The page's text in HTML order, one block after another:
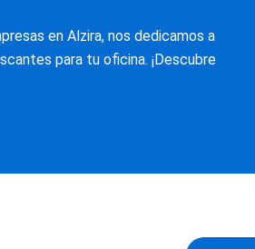
en Alzira, nos dedicamos a
para tu oficina. ¡Descubre